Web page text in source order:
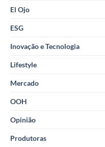
El Ojo
ESG
Inovação e Tecnologia
Lifestyle
Mercado
OOH
Opinião
Produtoras